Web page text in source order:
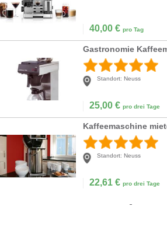
40,00 € pro Tag
Standort: Neuss
25,00 € pro drei Tage
Standort: Neuss
22,61 € pro drei Tage